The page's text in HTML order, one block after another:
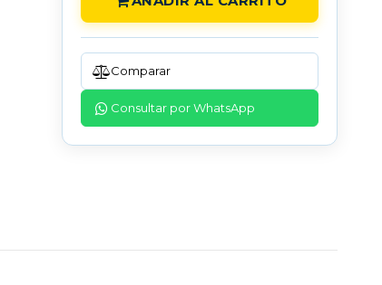
Comparar
Consultar por WhatsApp